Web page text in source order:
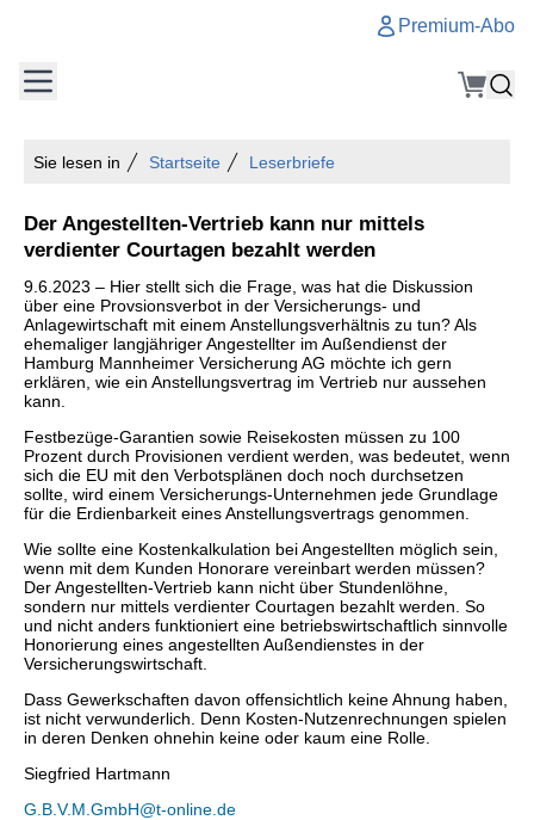
Premium-Abo
Sie lesen in Startseite Leserbriefe
Der Angestellten-Vertrieb kann nur mittels
verdienter Courtagen bezahlt werden
9.6.2023 – Hier stellt sich die Frage, was hat die Diskussion
über eine Provsionsverbot in der Versicherungs- und
Anlagewirtschaft mit einem Anstellungsverhältnis zu tun? Als
ehemaliger langjähriger Angestellter im Außendienst der
Hamburg Mannheimer Versicherung AG möchte ich gern
erklären, wie ein Anstellungsvertrag im Vertrieb nur aussehen
kann.
Festbezüge-Garantien sowie Reisekosten müssen zu 100
Prozent durch Provisionen verdient werden, was bedeutet, wenn
sich die EU mit den Verbotsplänen doch noch durchsetzen
sollte, wird einem Versicherungs-Unternehmen jede Grundlage
für die Erdienbarkeit eines Anstellungsvertrags genommen.
Wie sollte eine Kostenkalkulation bei Angestellten möglich sein,
wenn mit dem Kunden Honorare vereinbart werden müssen?
Der Angestellten-Vertrieb kann nicht über Stundenlöhne,
sondern nur mittels verdienter Courtagen bezahlt werden. So
und nicht anders funktioniert eine betriebswirtschaftlich sinnvolle
Honorierung eines angestellten Außendienstes in der
Versicherungswirtschaft.
Dass Gewerkschaften davon offensichtlich keine Ahnung haben,
ist nicht verwunderlich. Denn Kosten-Nutzenrechnungen spielen
in deren Denken ohnehin keine oder kaum eine Rolle.
Siegfried Hartmann
G.B.V.M.GmbH@t-online.de